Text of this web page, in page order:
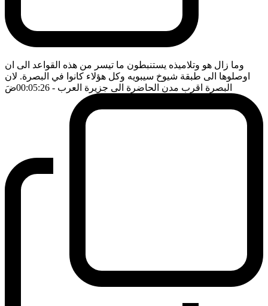
وما زال هو وتلاميذه يستنبطون ما تيسر من هذه القواعد الى ان
اوصلوها الى طبقة شيوخ سيبويه وكل هؤلاء كانوا في البصرة. لان
البصرة اقرب مدن الحاضرة الى جزيرة العرب - 00:05:26 ضَ